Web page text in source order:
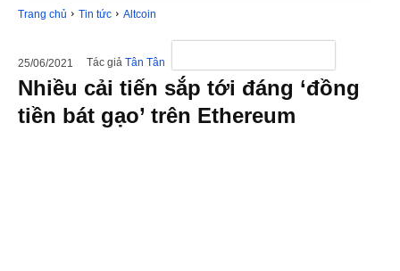
Trang chủ Tin tức Altcoin
25/06/2021 Tác giả Tân Tân
Nhiều cải tiến sắp tới đáng ‘đồng
tiền bát gạo’ trên Ethereum